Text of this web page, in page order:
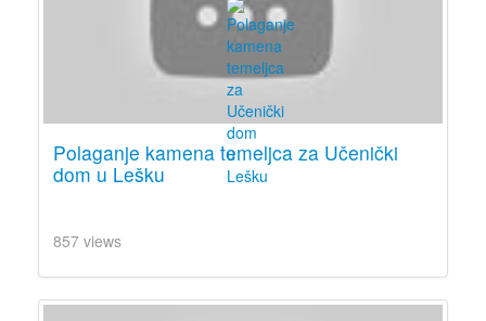
Polaganje kamena temeljca za Učenički
dom u Lešku
857 views